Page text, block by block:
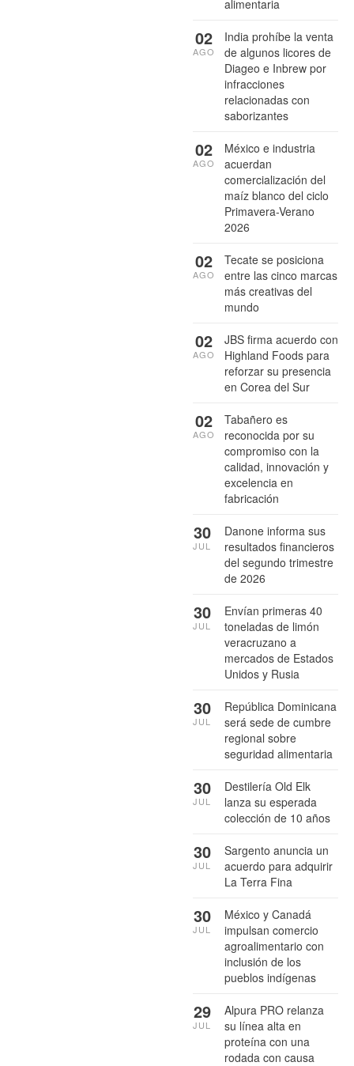
alimentaria
India prohíbe la venta
de algunos licores de
Diageo e Inbrew por
infracciones
relacionadas con
saborizantes
02
AGO
México e industria
acuerdan
comercialización del
maíz blanco del ciclo
Primavera-Verano
2026
02
AGO
Tecate se posiciona
entre las cinco marcas
más creativas del
mundo
02
AGO
JBS firma acuerdo con
Highland Foods para
reforzar su presencia
en Corea del Sur
02
AGO
Tabañero es
reconocida por su
compromiso con la
calidad, innovación y
excelencia en
fabricación
02
AGO
Danone informa sus
resultados financieros
del segundo trimestre
de 2026
30
JUL
Envían primeras 40
toneladas de limón
veracruzano a
mercados de Estados
Unidos y Rusia
30
JUL
República Dominicana
será sede de cumbre
regional sobre
seguridad alimentaria
30
JUL
Destilería Old Elk
lanza su esperada
colección de 10 años
30
JUL
Sargento anuncia un
acuerdo para adquirir
La Terra Fina
30
JUL
México y Canadá
impulsan comercio
agroalimentario con
inclusión de los
pueblos indígenas
30
JUL
Alpura PRO relanza
su línea alta en
proteína con una
rodada con causa
29
JUL